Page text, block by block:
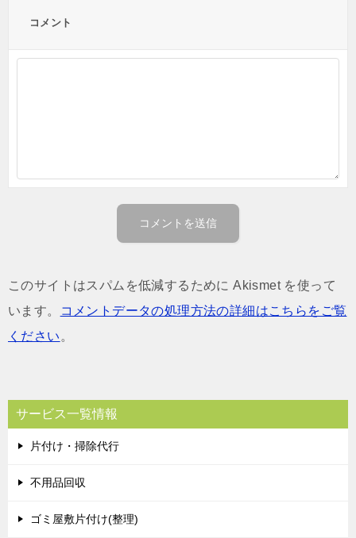
コメント
このサイトはスパムを低減するために Akismet を使って
います。
コメントデータの処理方法の詳細はこちらをご覧
ください 。
サービス一覧情報
片付け・掃除代行
不用品回収
ゴミ屋敷片付け(整理)